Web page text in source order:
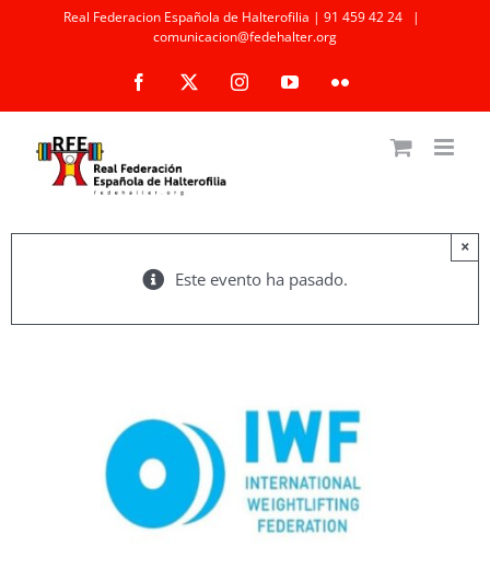
Real Federacion Española de Halterofilia | 91 459 42 24
|
comunicacion@fedehalter.org
Facebook InstagramYouTubeFlickr
Este evento ha pasado.
×